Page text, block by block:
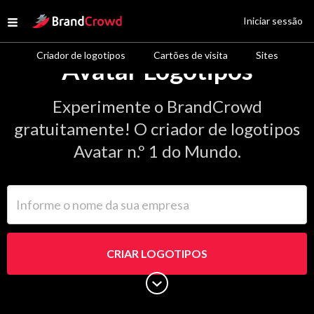
Open menu
Site Logo
Criador de logotipos Cartões de visita Sites
Iniciar sessão
Avatar Logotipos
Experimente o BrandCrowd
gratuitamente! O criador de logotipos
Avatar n.º 1 do Mundo.
CRIAR LOGOTIPOS